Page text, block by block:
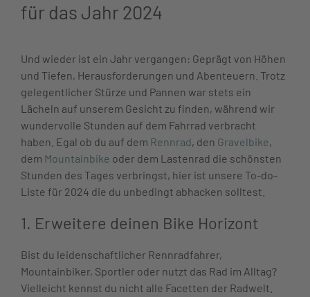
für das Jahr 2024
Und wieder ist ein Jahr vergangen: Geprägt von Höhen
und Tiefen, Herausforderungen und Abenteuern. Trotz
gelegentlicher Stürze und Pannen war stets ein
Lächeln auf unserem Gesicht zu finden, während wir
wundervolle Stunden auf dem Fahrrad verbracht
haben. Egal ob du auf dem Rennrad, den Gravelbike,
dem Mountainbike oder dem Lastenrad die schönsten
Stunden des Tages verbringst, hier ist unsere To-do-
Liste für 2024 die du unbedingt abhacken solltest.
1. Erweitere deinen Bike Horizont
Bist du leidenschaftlicher Rennradfahrer,
Mountainbiker, Sportler oder nutzt das Rad im Alltag?
Vielleicht kennst du nicht alle Facetten der Radwelt.